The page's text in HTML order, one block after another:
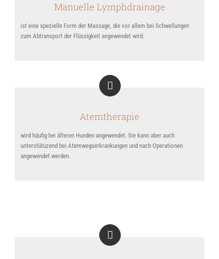
Manuelle Lymphdrainage
ist eine spezielle Form der Massage, die vor allem bei Schwellungen
zum Abtransport der Flüssigkeit angewendet wird.
Atemtherapie
wird häufig bei älteren Hunden angewendet. Sie kann aber auch
unterstütuzend bei Atemwegserkrankungen und nach Operationen
angewendet werden.